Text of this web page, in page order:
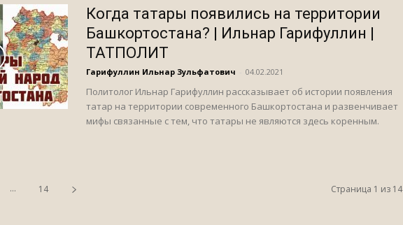
Когда татары появились на территории
Башкортостана? | Ильнар Гарифуллин |
ТАТПОЛИТ
Гарифуллин Ильнар Зульфатович 04.02.2021
Политолог Ильнар Гарифуллин рассказывает об истории появления
татар на территории современного Башкортостана и развенчивает
мифы связанные с тем, что татары не являются здесь коренным.
... 14 Страница 1 из 14